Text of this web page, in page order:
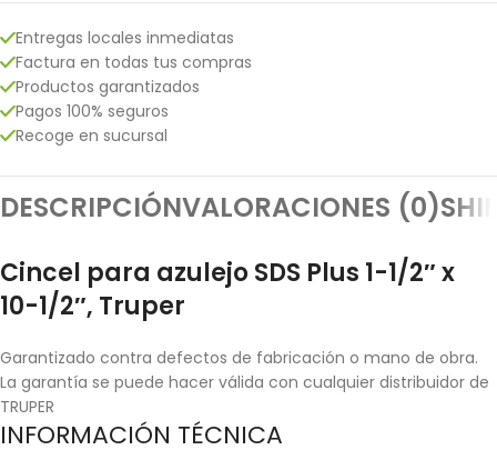
Entregas locales inmediatas
Factura en todas tus compras
Productos garantizados
Pagos 100% seguros
Recoge en sucursal
DESCRIPCIÓNVALORACIONES (0)
Cincel para azulejo SDS Plus 1-1/2″ x
10-1/2″, Truper
Garantizado contra defectos de fabricación o mano de obra.
La garantía se puede hacer válida con cualquier distribuidor de
TRUPER
INFORMACIÓN TÉCNICA